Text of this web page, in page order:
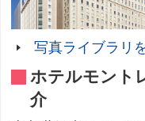
写真ライブラリ
ホテルモント
介